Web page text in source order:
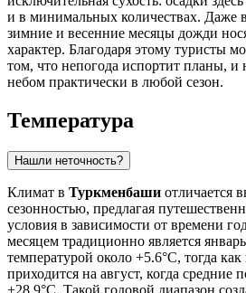
и в минимальных количествах. Даже
зимние и весенние месяцы дожди
характер. Благодаря этому туристы
том, что непогода испортит планы, и
небом практически в любой сезон.
Температура
Нашли неточность?
Климат в Туркменбаши отличается
сезонностью, предлагая
условия в зависимости от времени
месяцем традиционно является
температурой около +5.6°C, тогда
приходится на август, когда средние
+28.9°C. Такой годовой диапазон